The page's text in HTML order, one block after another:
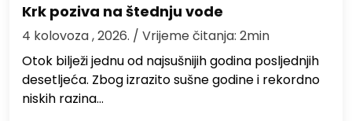
Krk poziva na štednju vode
4 kolovoza , 2026. / Vrijeme čitanja: 2min
Otok bilježi jednu od najsušnijih godina posljednjih
desetljeća. Zbog izrazito sušne godine i rekordno
niskih razina…